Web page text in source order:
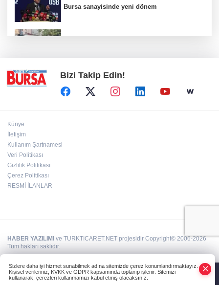
Bursa sanayisinde yeni dönem
Bizi Takip Edin!
Künye
İletişim
Kullanım Şartnamesi
Veri Politikası
Gizlilik Politikası
Çerez Politikası
RESMİ İLANLAR
HABER YAZILIMI ve TURKTICARET.NET projesidir Copyright© 2006-2026
Tüm hakları saklıdır.
Sizlere daha iyi hizmet sunabilmek adına sitemizde çerez konumlandırmaktayız.
Kişisel verileriniz, KVKK ve GDPR kapsamında toplanıp işlenir. Sitemizi
kullanarak, çerezleri kullanmamızı kabul etmiş olacaksınız.